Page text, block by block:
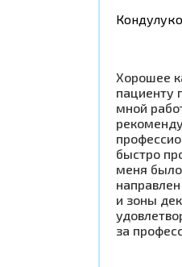
Хорошее
пациенту
мной
быстро
меня
и зоны
за